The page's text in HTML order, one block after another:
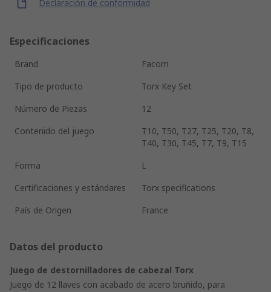
Declaración de conformidad
Especificaciones
Brand
Facom
Tipo de producto
Torx Key Set
Número de Piezas
12
Contenido del juego
T10, T50, T27, T25, T20, T8,
T40, T30, T45, T7, T9, T15
Forma
L
Certificaciones y estándares
Torx specifications
País de Origen
France
Datos del producto
Juego de destornilladores de cabezal Torx
Juego de 12 llaves con acabado de acero bruñido, para